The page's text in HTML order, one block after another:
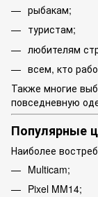
рыбакам;
туристам;
любителям
всем, кто
Также многие
повседневную
Популярные
Наиболее
Multicam;
Pixel MM14;